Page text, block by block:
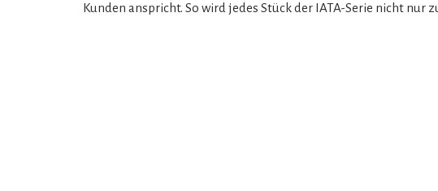
Kunden anspricht. So wird jedes Stück der IATA-Serie nicht